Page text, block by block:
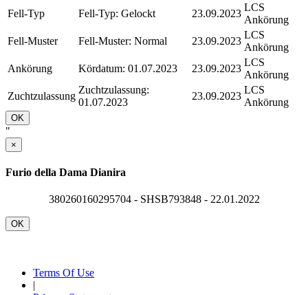
Fell-Typ
Fell-Typ: Gelockt 23.09.2023
LCS
Ankörung
Fell-Muster
Fell-Muster: Normal 23.09.2023
LCS
Ankörung
Ankörung
Kördatum: 01.07.2023 23.09.2023
LCS
Ankörung
Zuchtzulassung
Zuchtzulassung:
01.07.2023
23.09.2023
LCS
Ankörung
OK
"
×
Furio della Dama Dianira
380260160295704 - SHSB793848 - 22.01.2022
OK
Terms Of Use